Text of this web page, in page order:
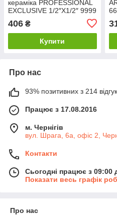
кераміка PROFESSIONAL
EXCLUSIVE 1/2″X1/2″ 9999
406 ₴
Купити
Про нас
93% позитивних з 214
Працює з 17.08.2016
м. Чернігів
вул. Шрага, 6а, офіс 2,
Контакти
Сьогодні працює з 09:00
Показати весь графік
Про нас